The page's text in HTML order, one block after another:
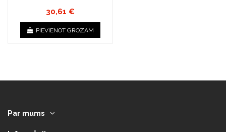
30,61 €
PIEVIENOT GROZAM
Par mums